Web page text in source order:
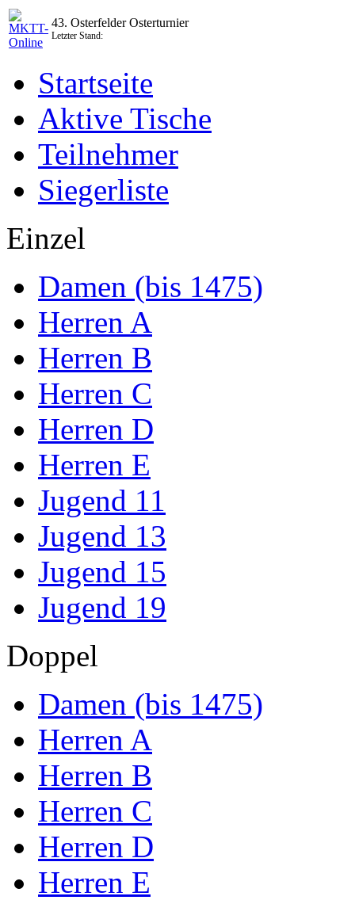
43. Osterfelder Osterturnier
Letzter Stand:
Startseite
Aktive Tische
Teilnehmer
Siegerliste
Einzel
Damen (bis 1475)
Herren A
Herren B
Herren C
Herren D
Herren E
Jugend 11
Jugend 13
Jugend 15
Jugend 19
Doppel
Damen (bis 1475)
Herren A
Herren B
Herren C
Herren D
Herren E